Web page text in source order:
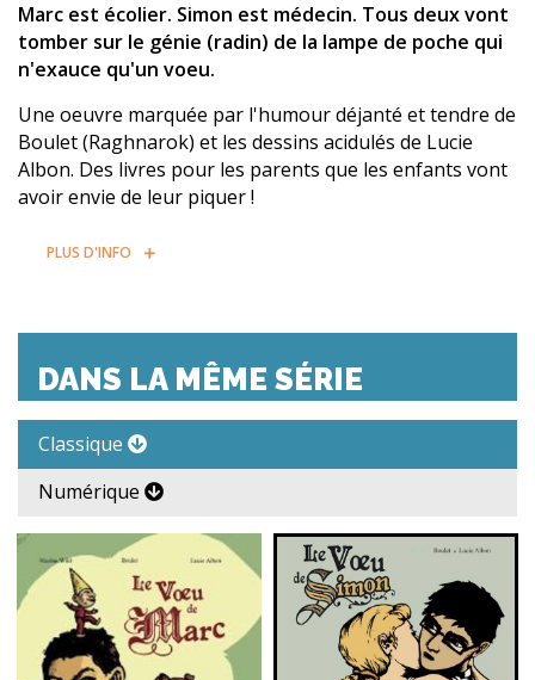
Marc est écolier. Simon est médecin. Tous deux vont
tomber sur le génie (radin) de la lampe de poche qui
n'exauce qu'un voeu.
Une oeuvre marquée par l'humour déjanté et tendre de
Boulet (Raghnarok) et les dessins acidulés de Lucie
Albon. Des livres pour les parents que les enfants vont
avoir envie de leur piquer !
PLUS D'INFO
DANS LA MÊME SÉRIE
Classique
Numérique